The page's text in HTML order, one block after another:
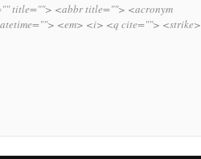
title=""> <abbr title=""> <acronym
<em> <i> <q cite=""> <strike>